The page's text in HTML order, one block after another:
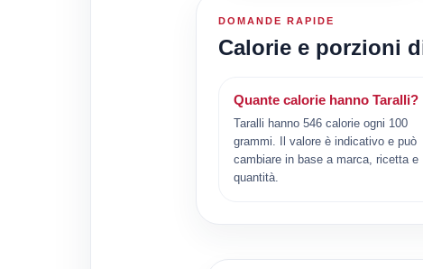
DOMANDE RAPIDE
Calorie e porzioni
Quante calorie hanno Taralli?
Taralli hanno 546 calorie ogni 100
grammi. Il valore è indicativo e può
cambiare in base a marca, ricetta e
quantità.